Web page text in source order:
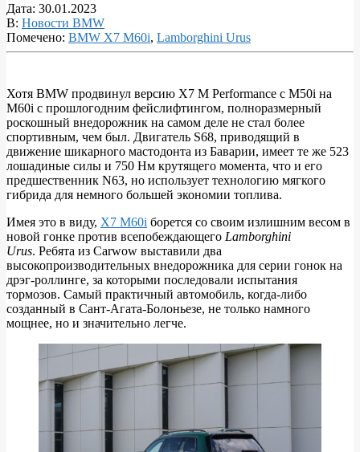
Дата: 30.01.2023
В: Новости BMW
Помечено: BMW X7 M60i, Lamborghini Urus
ВИДЕО:
BMW
X7
M60i
против
Lamborghini
Urus
Хотя BMW продвинул версию X7 M Performance с M50i на
M60i с прошлогодним фейслифтингом, полноразмерный
роскошный внедорожник на самом деле не стал более
спортивным, чем был. Двигатель S68, приводящий в
движение шикарного мастодонта из Баварии, имеет те же 523
лошадиные силы и 750 Нм крутящего момента, что и его
предшественник N63, но использует технологию мягкого
гибрида для немного большей экономии топлива.
Имея это в виду, X7 M60i борется со своим излишним весом в
новой гонке против всепобеждающего Lamborghini
Urus. Ребята из Carwow выставили два
высокопроизводительных внедорожника для серии гонок на
дрэг-роллинге, за которыми последовали испытания
тормозов. Самый практичный автомобиль, когда-либо
созданный в Сант-Агата-Болоньезе, не только намного
мощнее, но и значительно легче.